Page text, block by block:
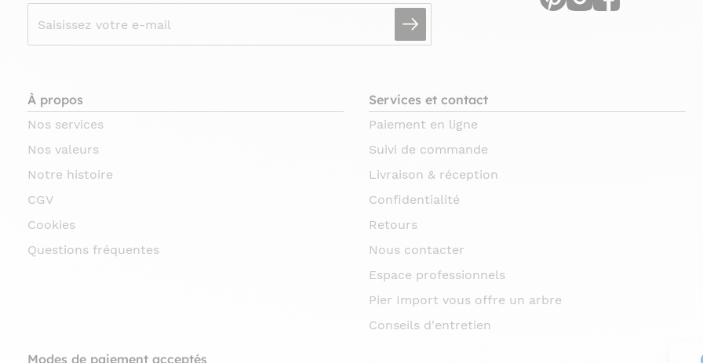
À propos
Nos services
Nos valeurs
Notre histoire
CGV
Cookies
Questions fréquentes
Services et contact
Paiement en ligne
Suivi de commande
Livraison & réception
Confidentialité
Retours
Nous contacter
Espace professionnels
Pier Import vous offre un arbre
Conseils d'entretien
Modes de paiement acceptés